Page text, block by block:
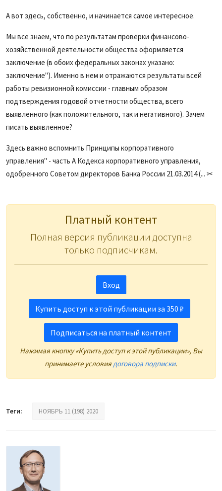
А вот здесь, собственно, и начинается самое интересное.
Мы все знаем, что по результатам проверки финансово-
хозяйственной деятельности общества оформляется
заключение (в обоих федеральных законах указано:
заключение"). Именно в нем и отражаются результаты всей
работы ревизионной комиссии - главным образом
подтверждения годовой отчетности общества, всего
выявленного (как положительного, так и негативного). Зачем
писать выявленное?
Здесь важно вспомнить Принципы корпоративного
управления" - часть А Кодекса корпоративного управления,
одобренного Советом директоров Банка России 21.03.2014 (... ✂
Платный контент
Полная версия публикации доступна
только подписчикам.
Вход
Купить доступ к этой публикации за 350 ₽
Подписаться на платный контент
Нажимая кнопку «Купить доступ к этой публикации», Вы
принимаете условия договора подписки.
Теги: НОЯБРЬ 11 (198) 2020